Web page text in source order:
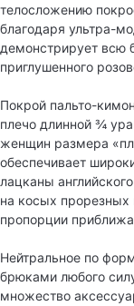
телосложению
благодаря ультра-
демонстрирует всю
приглушенного
Покрой пальто-
плечо длинной ¾
женщин размера
обеспечивает
лацканы
на косых прорезных
пропорции
Нейтральное по
брюками любого
множество